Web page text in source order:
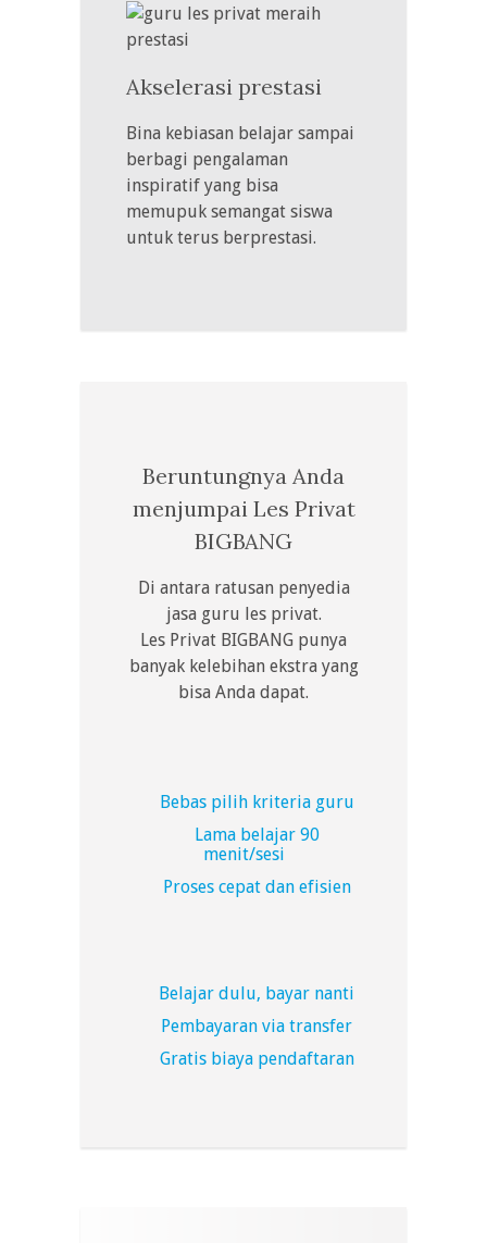
Akselerasi prestasi
Bina kebiasan belajar sampai
berbagi pengalaman
inspiratif yang bisa
memupuk semangat siswa
untuk terus berprestasi.
Beruntungnya Anda
menjumpai Les Privat
BIGBANG
Di antara ratusan penyedia
jasa guru les privat.
Les Privat BIGBANG punya
banyak kelebihan ekstra yang
bisa Anda dapat.
Bebas pilih kriteria guru
Lama belajar 90
menit/sesi
Proses cepat dan efisien
Belajar dulu, bayar nanti
Pembayaran via transfer
Gratis biaya pendaftaran